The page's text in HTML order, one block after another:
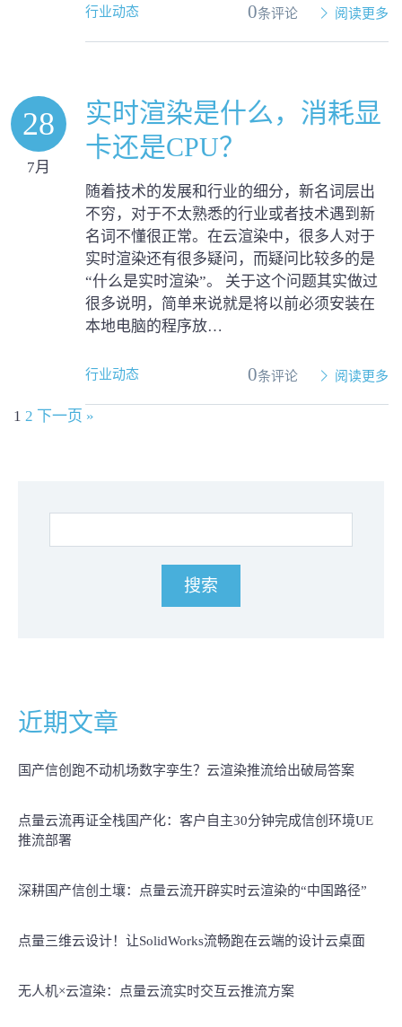
行业动态 0条评论 阅读更多
28
7月
实时渲染是什么，消耗显
卡还是CPU？
随着技术的发展和行业的细分，新名词层出
不穷，对于不太熟悉的行业或者技术遇到新
名词不懂很正常。在云渲染中，很多人对于
实时渲染还有很多疑问，而疑问比较多的是
“什么是实时渲染”。 关于这个问题其实做过
很多说明，简单来说就是将以前必须安装在
本地电脑的程序放…
行业动态 0条评论 阅读更多
1 2 下一页 »
近期文章
国产信创跑不动机场数字孪生？云渲染推流给出破局答案
点量云流再证全栈国产化：客户自主30分钟完成信创环境UE
推流部署
深耕国产信创土壤：点量云流开辟实时云渲染的“中国路径”
点量三维云设计！让SolidWorks流畅跑在云端的设计云桌面
无人机×云渲染：点量云流实时交互云推流方案